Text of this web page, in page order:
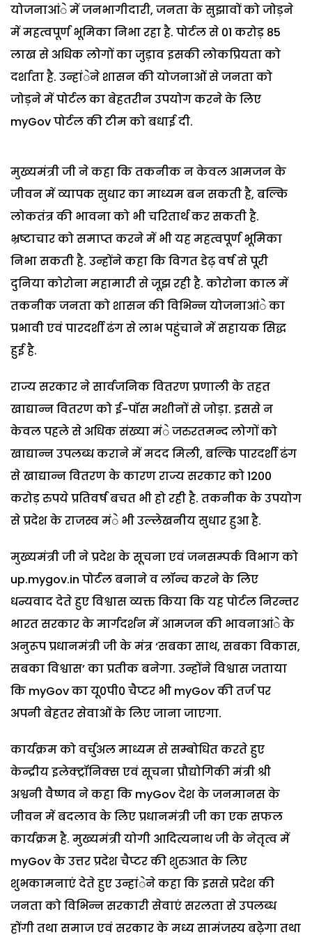
योजनाआंे में जनभागीदारी, जनता के सुझावों को जोड़ने
में महत्वपूर्ण भूमिका निभा रहा है. पोर्टल से 01 करोड़ 85
लाख से अधिक लोगों का जुड़ाव इसकी लोकप्रियता को
दर्शाता है. उन्हांेने शासन की योजनाओं से जनता को
जोड़ने में पोर्टल का बेहतरीन उपयोग करने के लिए
myGov पोर्टल की टीम को बधाई दी.
मुख्यमंत्री जी ने कहा कि तकनीक न केवल आमजन के
जीवन में व्यापक सुधार का माध्यम बन सकती है, बल्कि
लोकतंत्र की भावना को भी चरितार्थ कर सकती है.
भ्रष्टाचार को समाप्त करने में भी यह महत्वपूर्ण भूमिका
निभा सकती है. उन्होंने कहा कि विगत डेढ़ वर्ष से पूरी
दुनिया कोरोना महामारी से जूझ रही है. कोरोना काल में
तकनीक जनता को शासन की विभिन्न योजनाआंे का
प्रभावी एवं पारदर्शी ढंग से लाभ पहुंचाने में सहायक सिद्ध
हुई है.
राज्य सरकार ने सार्वजनिक वितरण प्रणाली के तहत
खाद्यान्न वितरण को ई-पॉस मशीनों से जोड़ा. इससे न
केवल पहले से अधिक संख्या मंे जरुरतमन्द लोगों को
खाद्यान्न उपलब्ध कराने में मदद मिली, बल्कि पारदर्शी ढंग
से खाद्यान्न वितरण के कारण राज्य सरकार को 1200
करोड़ रुपये प्रतिवर्ष बचत भी हो रही है. तकनीक के उपयोग
से प्रदेश के राजस्व मंे भी उल्लेखनीय सुधार हुआ है.
मुख्यमंत्री जी ने प्रदेश के सूचना एवं जनसम्पर्क विभाग को
up.mygov.in पोर्टल बनाने व लॉन्च करने के लिए
धन्यवाद देते हुए विश्वास व्यक्त किया कि यह पोर्टल निरन्तर
भारत सरकार के मार्गदर्शन में आमजन की भावनाआंे के
अनुरूप प्रधानमंत्री जी के मंत्र ‘सबका साथ, सबका विकास,
सबका विश्वास’ का प्रतीक बनेगा. उन्होंने विश्वास जताया
कि myGov का यू0पी0 चैप्टर भी myGov की तर्ज पर
अपनी बेहतर सेवाओं के लिए जाना जाएगा.
कार्यक्रम को वर्चुअल माध्यम से सम्बोधित करते हुए
केन्द्रीय इलेक्ट्रॉनिक्स एवं सूचना प्रौद्योगिकी मंत्री श्री
अश्वनी वैष्णव ने कहा कि myGov देश के जनमानस के
जीवन में बदलाव के लिए प्रधानमंत्री जी का एक सफल
कार्यक्रम है. मुख्यमंत्री योगी आदित्यनाथ जी के नेतृत्व में
myGov के उत्तर प्रदेश चैप्टर की शुरुआत के लिए
शुभकामनाएं देते हुए उन्हांेने कहा कि इससे प्रदेश की
जनता को विभिन्न सरकारी सेवाएं सरलता से उपलब्ध
होंगी तथा समाज एवं सरकार के मध्य सामंजस्य बढ़ेगा तथा